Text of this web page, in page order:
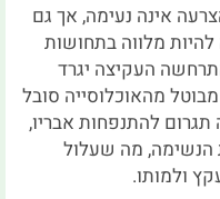
אינה נעימה, אך גם
מלווה בתחושות
העקיצה יגרד
מהאוכלוסייה סובל
להתנפחות אבריו,
הנשימה, מה שעלול
ולמותו.